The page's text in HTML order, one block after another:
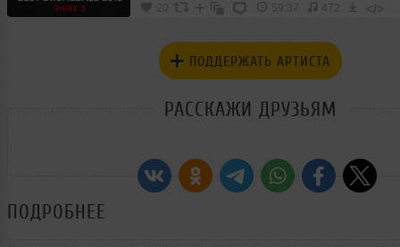
20 59:37 472 </>
ПОДДЕРЖАТЬ АРТИСТА
РАССКАЖИ ДРУЗЬЯМ
ПОДРОБНЕЕ